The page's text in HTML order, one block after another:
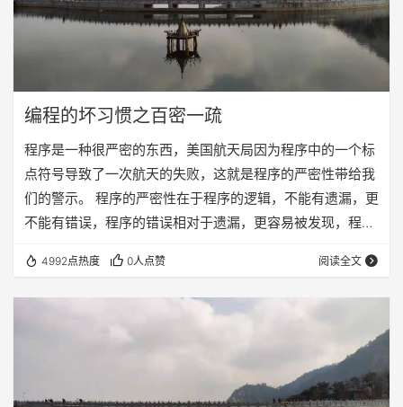
编程的坏习惯之百密一疏
程序是一种很严密的东西，美国航天局因为程序中的一个标
点符号导致了一次航天的失败，这就是程序的严密性带给我
们的警示。 程序的严密性在于程序的逻辑，不能有遗漏，更
不能有错误，程序的错误相对于遗漏，更容易被发现，程序
烦。 看一段很简单的代码，实现根据输入的数字，显示月
份： if(month==1) { return "January"; }else if (month==2)
{ return "February"; } ........... }else if(mont…
4992点热度 0人点赞 阅读全文